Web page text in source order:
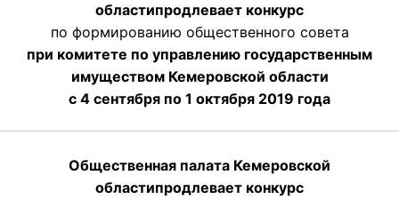
областипродлевает конкурс
по формированию общественного совета
при комитете по управлению государственным
имуществом Кемеровской области
с 4 сентября по 1 октября 2019 года
Общественная палата Кемеровской
областипродлевает конкурс